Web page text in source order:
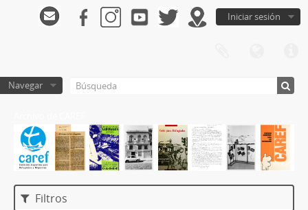
Iniciar sesión
Navegar
Filtros